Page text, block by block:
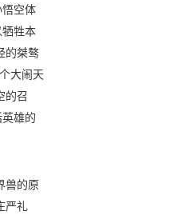
空体
牲本
的桀骜
大闹天
的召
雄的
兽的原
严礼